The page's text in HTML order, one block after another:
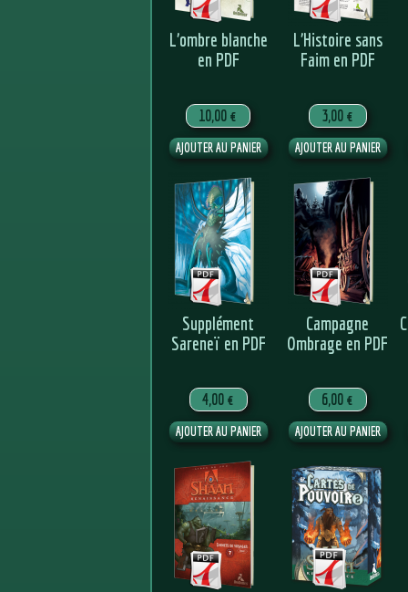
L’ombre blanche
en PDF
10,00 €
L’Histoire sans
Faim en PDF
3,00 €
Supplément
Sareneï en PDF
4,00 €
Campagne
Ombrage en PDF
6,00 €